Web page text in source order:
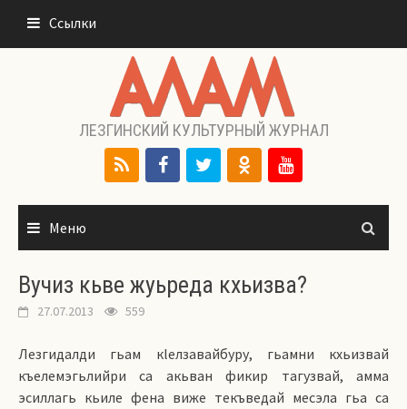
содержимому
Ссылки
ЛЕЗГИНСКИЙ КУЛЬТУРНЫЙ ЖУРНАЛ
Меню
Вучиз кьве жуьреда кхьизва?
27.07.2013 559
Лезгидалди гьам кlелзавайбуру, гьамни кхьизвай
къелемэгьлийри са акьван фикир тагузвай, амма
эсиллагь кьиле фена виже текъведай месэла гьа са